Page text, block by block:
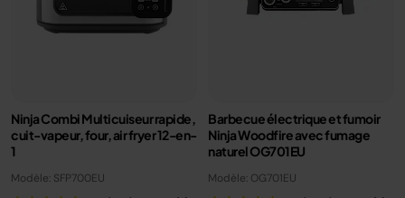
Ninja Combi Multicuiseur rapide,
cuit-vapeur, four, air fryer 12-en-
1
Modèle: SFP700EU
Barbecue électrique et fumoir
Ninja Woodfire avec fumage
naturel OG701EU
Modèle: OG701EU